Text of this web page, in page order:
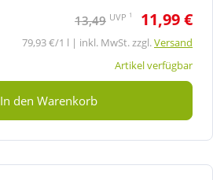
13,49 UVP 1 11,99 €
79,93 €/1 l | inkl. MwSt. zzgl.Versand
Artikel verfügbar
In den Warenkorb